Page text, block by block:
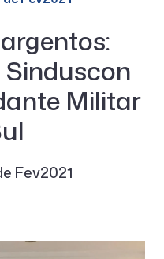
Sinduscon
Militar
Fev2021